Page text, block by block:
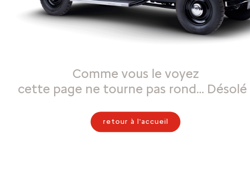
Comme vous le voyez
cette page ne tourne pas rond… Désolé
retour à l'accueil